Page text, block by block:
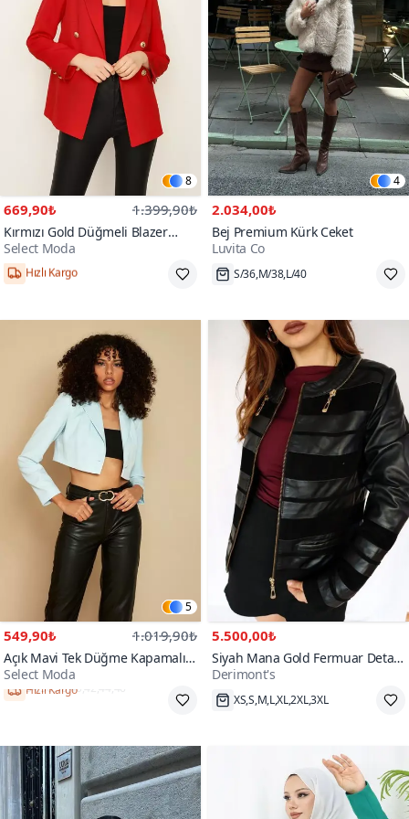
8
669,90₺ 1.399,90₺
Kırmızı Gold Düğmeli Blazer
Ceket
Select Moda
Hızlı Kargo
4
2.034,00₺
Bej Premium Kürk Ceket
Luvita Co
S/36,M/38,L/40
5
549,90₺ 1.019,90₺
Açık Mavi Tek Düğme Kapamalı
Crop Blazer Ceket
Select Moda
Hızlı Kargo
5.500,00₺
Siyah Mana Gold Fermuar Detay
Süet Hakiki Deri Ceket
Derimont's
XS,S,M,L,XL,2XL,3XL